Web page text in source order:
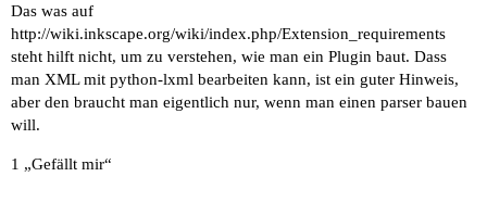
Das was auf
http://wiki.inkscape.org/wiki/index.php/Extension_requirements
steht hilft nicht, um zu verstehen, wie man ein Plugin baut. Dass
man XML mit python-lxml bearbeiten kann, ist ein guter Hinweis,
aber den braucht man eigentlich nur, wenn man einen parser bauen
will.
1 „Gefällt mir“